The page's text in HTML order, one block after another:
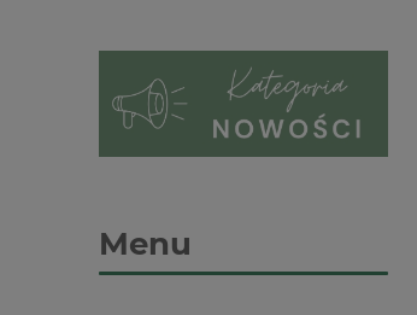
Menu